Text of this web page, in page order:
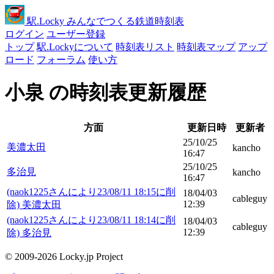
駅.Locky みんなでつくる鉄道時刻表
ログイン ユーザー登録
トップ 駅.Lockyについて 時刻表リスト 時刻表マップ アップ
ロード フォーラム 使い方
小泉 の時刻表更新履歴
方面 更新日時
更新者
美濃太田
25/10/25
16:47
kancho
多治見
25/10/25
16:47
kancho
(naok1225さんにより23/08/11 18:15に削
除) 美濃太田
18/04/03
12:39
cableguy
(naok1225さんにより23/08/11 18:14に削
除) 多治見
18/04/03
12:39
cableguy
© 2009-2026 Locky.jp Project